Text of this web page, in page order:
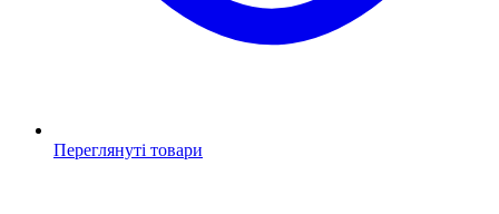
Переглянуті товари